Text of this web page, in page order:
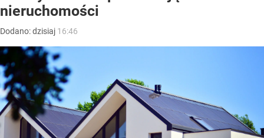
nieruchomości
Dodano:dzisiaj 16:46